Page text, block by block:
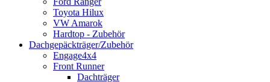
Toyota Hilux
VW Amarok
Hardtop - Zubehör
Dachgepäckträger/Zubehör
Engage4x4
Front Runner
Dachträger